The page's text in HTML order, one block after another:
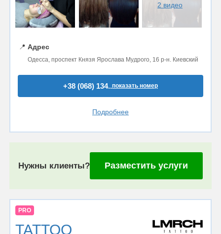
2 видео
📍 Адрес
Одесса, проспект Князя Ярослава Мудрого, 16 р-н. Киевский
+38 (068) 134..показать номер
Подробнее
Нужны клиенты? Разместить услуги
PRO
TATTOO